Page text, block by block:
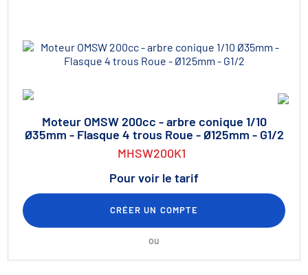
Moteur OMSW 200cc - arbre conique 1/10
Ø35mm - Flasque 4 trous Roue - Ø125mm - G1/2
MHSW200K1
Pour voir le tarif
CRÉER UN COMPTE
ou